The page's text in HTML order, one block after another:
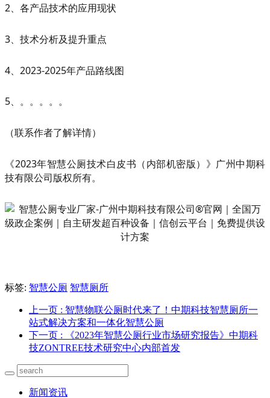
2、各产品技术的应用现状
3、技术分析及提升重点
4、2023-2025年产品路线图
5、。。。。。
（联系作者了解详情）
《2023年智慧公厕技术白皮书（内部机密版）》广州中期科
技有限公司版权所有。
标签: 智慧公厕 智慧厕所
上一页 : 智慧物联公厕时代来了！中期科技智慧厕所一
站式解决方案和一体化智慧公厕
下一页 : 《2023年智慧公厕行业市场研究报告》中期科
技ZONTREE技术研究中心内部首发
新闻资讯